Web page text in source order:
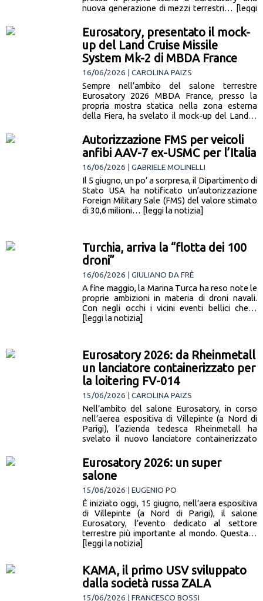
nuova generazione di mezzi terrestri… [leggi
Eurosatory, presentato il mock-
up del Land Cruise Missile
System Mk-2 di MBDA France
16/06/2026 | CAROLINA PAIZS
Sempre nell’ambito del salone terrestre
Eurosatory 2026 MBDA France, presso la
propria mostra statica nella zona esterna
della Fiera, ha svelato il mock-up del Land…
Autorizzazione FMS per veicoli
anfibi AAV-7 ex-USMC per l’Italia
16/06/2026 | GABRIELE MOLINELLI
Il 5 giugno, un po’ a sorpresa, il Dipartimento di
Stato USA ha notificato un’autorizzazione
Foreign Military Sale (FMS) del valore stimato
di 30,6 milioni… [leggi la notizia]
Turchia, arriva la “flotta dei 100
droni”
16/06/2026 | GIULIANO DA FRÈ
A fine maggio, la Marina Turca ha reso note le
proprie ambizioni in materia di droni navali.
Con negli occhi i vicini eventi bellici che…
[leggi la notizia]
Eurosatory 2026: da Rheinmetall
un lanciatore containerizzato per
la loitering FV-014
15/06/2026 | CAROLINA PAIZS
Nell’ambito del salone Eurosatory, in corso
nell’aerea espositiva di Villepinte (a Nord di
Parigi), l’azienda tedesca Rheinmetall ha
svelato il nuovo lanciatore containerizzato
Eurosatory 2026: un super
salone
15/06/2026 | EUGENIO PO
È iniziato oggi, 15 giugno, nell’aera espositiva
di Villepinte (a Nord di Parigi), il salone
Eurosatory, l’evento dedicato al settore
terrestre più importante al mondo. Questa…
[leggi la notizia]
KAMA, il primo USV sviluppato
dalla società russa ZALA
15/06/2026 | FRANCESCO BOSSI